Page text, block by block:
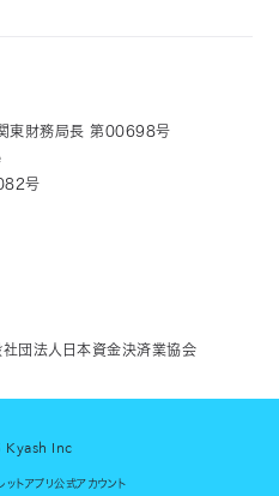
東財務局長 第00698号
号
社団法人日本資金決済業協会
Inc
トアプリ公式アカウント